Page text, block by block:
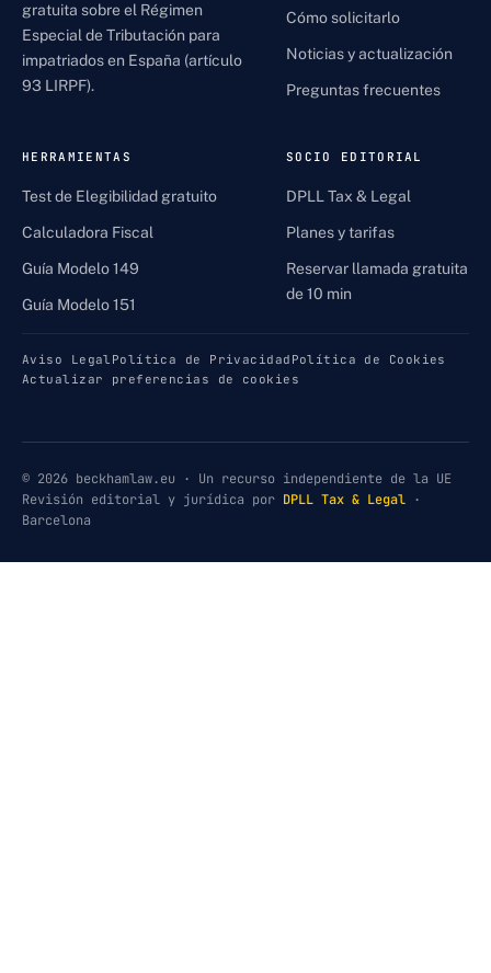
gratuita sobre el Régimen
Especial de Tributación para
impatriados en España (artículo
93 LIRPF).
Cómo solicitarlo
Noticias y actualización
Preguntas frecuentes
HERRAMIENTAS
Test de Elegibilidad gratuito
Calculadora Fiscal
Guía Modelo 149
Guía Modelo 151
SOCIO EDITORIAL
DPLL Tax & Legal
Planes y tarifas
Reservar llamada gratuita
de 10 min
Aviso Legal Política de Privacidad Política de Cookies
Actualizar preferencias de cookies
© 2026 beckhamlaw.eu · Un recurso independiente de la UE
Revisión editorial y jurídica por DPLL Tax & Legal ·
Barcelona